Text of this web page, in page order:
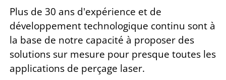
Plus de 30 ans d'expérience et de
développement technologique continu sont à
la base de notre capacité à proposer des
solutions sur mesure pour presque toutes les
applications de perçage laser.